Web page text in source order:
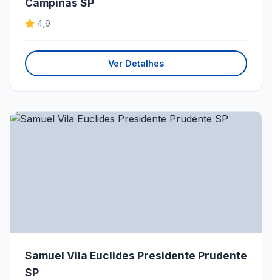
Campinas SP
4,9
Ver Detalhes
Samuel Vila Euclides Presidente Prudente
SP